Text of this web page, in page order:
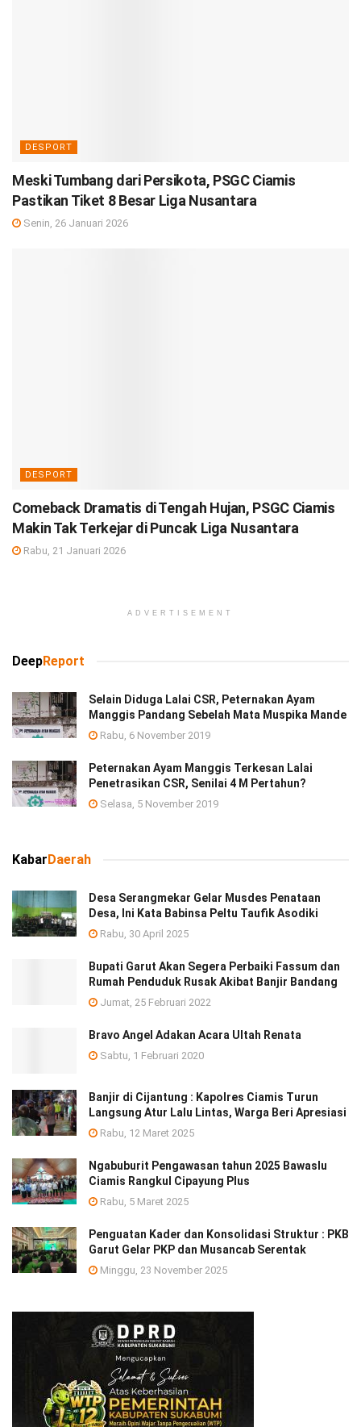
DESPORT
Meski Tumbang dari Persikota, PSGC Ciamis
Pastikan Tiket 8 Besar Liga Nusantara
Senin, 26 Januari 2026
DESPORT
Comeback Dramatis di Tengah Hujan, PSGC Ciamis
Makin Tak Terkejar di Puncak Liga Nusantara
Rabu, 21 Januari 2026
ADVERTISEMENT
DeepReport
Selain Diduga Lalai CSR, Peternakan Ayam
Manggis Pandang Sebelah Mata Muspika Mande
Rabu, 6 November 2019
Peternakan Ayam Manggis Terkesan Lalai
Penetrasikan CSR, Senilai 4 M Pertahun?
Selasa, 5 November 2019
KabarDaerah
Desa Serangmekar Gelar Musdes Penataan
Desa, Ini Kata Babinsa Peltu Taufik Asodiki
Rabu, 30 April 2025
Bupati Garut Akan Segera Perbaiki Fassum dan
Rumah Penduduk Rusak Akibat Banjir Bandang
Jumat, 25 Februari 2022
Bravo Angel Adakan Acara Ultah Renata
Sabtu, 1 Februari 2020
Banjir di Cijantung : Kapolres Ciamis Turun
Langsung Atur Lalu Lintas, Warga Beri Apresiasi
Rabu, 12 Maret 2025
Ngabuburit Pengawasan tahun 2025 Bawaslu
Ciamis Rangkul Cipayung Plus
Rabu, 5 Maret 2025
Penguatan Kader dan Konsolidasi Struktur : PKB
Garut Gelar PKP dan Musancab Serentak
Minggu, 23 November 2025